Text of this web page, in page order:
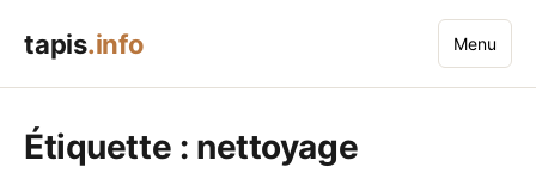
tapis.info Menu
Étiquette : nettoyage